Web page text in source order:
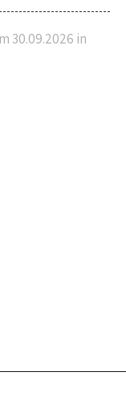
30.09.2026 in